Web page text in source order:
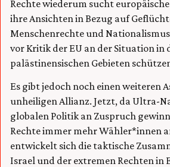
Rechte wiederum sucht
ihre Ansichten in Bezug auf
Menschenrechte und
vor Kritik der EU an der Situation in
palästinensischen Gebieten
Es gibt jedoch noch einen weiteren
unheiligen Allianz. Jetzt, da Ultra-
globalen Politik an Zuspruch
Rechte immer mehr Wähler*innen
entwickelt sich die taktische
Israel und der extremen Rechten in